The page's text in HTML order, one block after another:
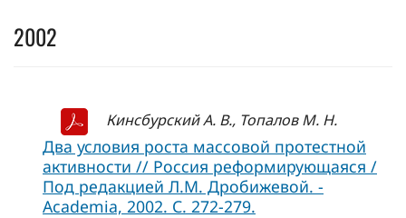
2002
Кинсбурский А. В., Топалов М. Н.
Два условия роста массовой протестной
активности // Россия реформирующаяся /
Под редакцией Л.М. Дробижевой. -
Academia, 2002. С. 272-279.